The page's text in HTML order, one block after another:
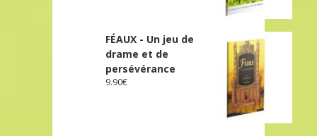
FÉAUX - Un jeu de
drame et de
persévérance
9.90€